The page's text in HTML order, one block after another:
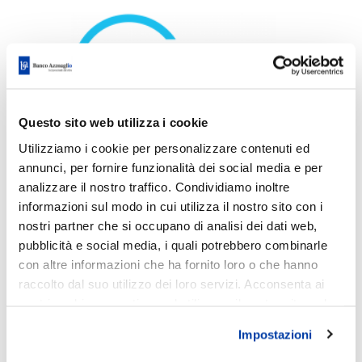
Questo sito web utilizza i cookie
Utilizziamo i cookie per personalizzare contenuti ed
annunci, per fornire funzionalità dei social media e per
analizzare il nostro traffico. Condividiamo inoltre
informazioni sul modo in cui utilizza il nostro sito con i
nostri partner che si occupano di analisi dei dati web,
pubblicità e social media, i quali potrebbero combinarle
con altre informazioni che ha fornito loro o che hanno
raccolto dal suo utilizzo dei loro servizi. Acconsenta ai
Impostazioni
Caratteristiche del
prodotto